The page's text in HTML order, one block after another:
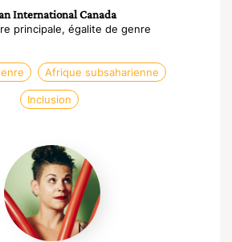
International Canada
principale, égalite de genre
Afrique subsaharienne
Inclusion
Diane
Saint-
Réquier